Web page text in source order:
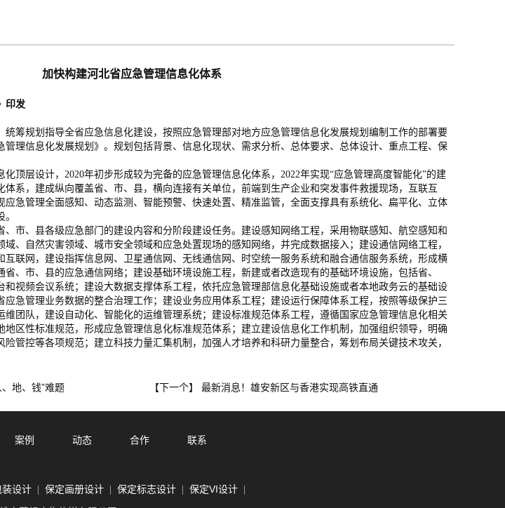
加快构建河北省应急管理信息化体系
印发
规划指导全省应急信息化建设，按照应急管理部对地方应急管理信息化发展规划编制工作的部署要
理信息化发展规划》。规划包括背景、信息化现状、需求分析、总体要求、总体设计、重点工程、保
层设计，2020年初步形成较为完备的应急管理信息化体系，2022年实现“应急管理高度智能化”的建
体系，建成纵向覆盖省、市、县，横向连接有关单位，前端到生产企业和突发事件救援现场，互联互
急管理全面感知、动态监测、智能预警、快速处置、精准监管，全面支撑具有系统化、扁平化、立体
、县各级应急部门的建设内容和分阶段建设任务。建设感知网络工程，采用物联感知、航空感知和
、自然灾害领域、城市安全领域和应急处置现场的感知网络，并完成数据接入；建设通信网络工程，
联网，建设指挥信息网、卫星通信网、无线通信网、时空统一服务系统和融合通信服务系统，形成横
、市、县的应急通信网络；建设基础环境设施工程，新建或者改造现有的基础环境设施，包括省、
视频会议系统；建设大数据支撑体系工程，依托应急管理部信息化基础设施或者本地政务云的基础设
急管理业务数据的整合治理工作；建设业务应用体系工程；建设运行保障体系工程，按照等级保护三
团队，建设自动化、智能化的运维管理系统；建设标准规范体系工程，遵循国家应急管理信息化相关
区性标准规范，形成应急管理信息化标准规范体系；建立建设信息化工作机制，加强组织领导，明确
管控等各项规范；建立科技力量汇集机制，加强人才培养和科研力量整合，筹划布局关键技术攻关，
地、钱”难题 【下一个】 最新消息！雄安新区与香港实现高铁直通
案例 动态 合作 联系
设计| 保定画册设计| 保定标志设计| 保定VI设计|